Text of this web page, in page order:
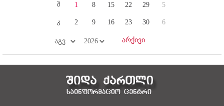
შ
კ
1
2
8
9
15
16
22
23
29
30
5
6